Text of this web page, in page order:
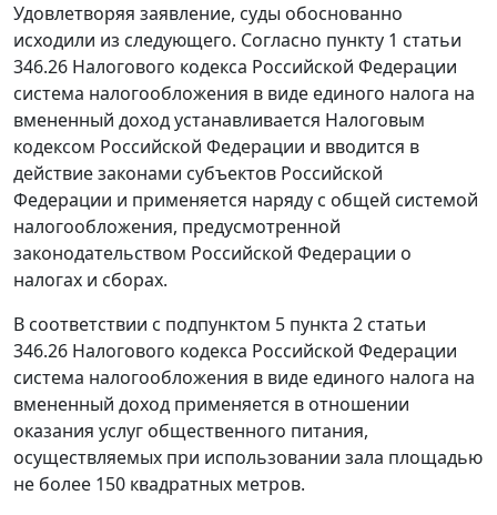
Удовлетворяя заявление, суды обоснованно
исходили из следующего. Согласно пункту 1 статьи
346.26 Налогового кодекса Российской Федерации
система налогообложения в виде единого налога на
вмененный доход устанавливается Налоговым
кодексом Российской Федерации и вводится в
действие законами субъектов Российской
Федерации и применяется наряду с общей системой
налогообложения, предусмотренной
законодательством Российской Федерации о
налогах и сборах.
В соответствии с подпунктом 5 пункта 2 статьи
346.26 Налогового кодекса Российской Федерации
система налогообложения в виде единого налога на
вмененный доход применяется в отношении
оказания услуг общественного питания,
осуществляемых при использовании зала площадью
не более 150 квадратных метров.